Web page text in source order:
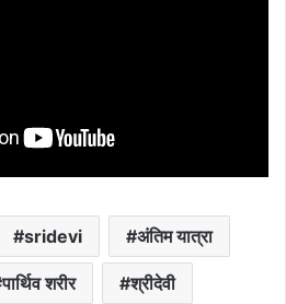
sridevi अंतिम यात्रा
पार्थिव शरीर श्रीदेवी